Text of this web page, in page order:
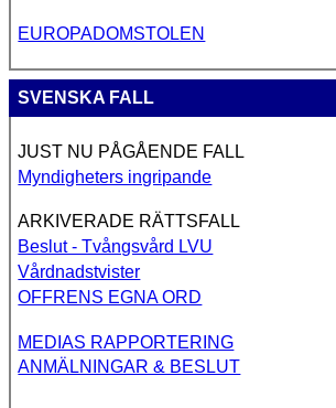
EUROPADOMSTOLEN
SVENSKA FALL
JUST NU PÅGÅENDE FALL
Myndigheters ingripande
ARKIVERADE RÄTTSFALL
Beslut - Tvångsvård LVU
Vårdnadstvister
OFFRENS EGNA ORD
MEDIAS RAPPORTERING
ANMÄLNINGAR & BESLUT